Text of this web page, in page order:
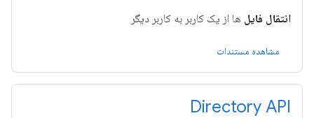
انتقال فایل ها از یک کاربر به کاربر دیگر
مشاهده مستندات
Directory API